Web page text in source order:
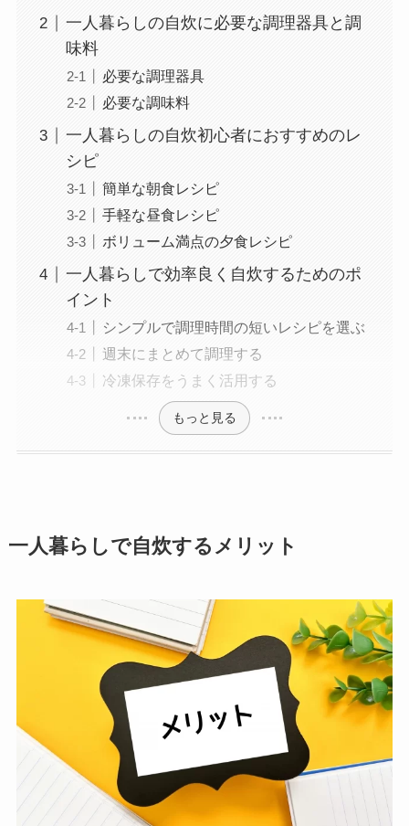
一人暮らしの自炊に必要な調理器具と調
味料
必要な調理器具
必要な調味料
一人暮らしの自炊初心者におすすめのレ
シピ
簡単な朝食レシピ
手軽な昼食レシピ
ボリューム満点の夕食レシピ
一人暮らしで効率良く自炊するためのポ
イント
シンプルで調理時間の短いレシピを選ぶ
週末にまとめて調理する
冷凍保存をうまく活用する
もっと見る
一人暮らしで自炊するメリット